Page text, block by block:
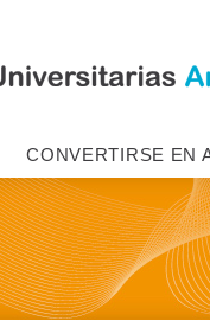
CONVERTIRSE EN